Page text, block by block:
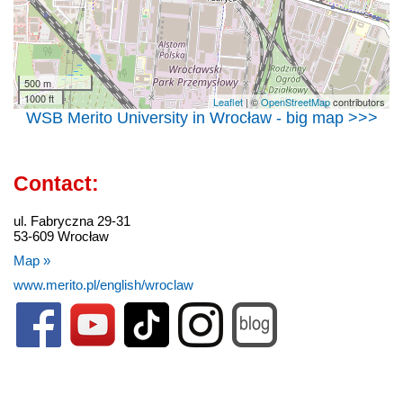
500 m
1000 ft
Leaflet | ©OpenStreetMapcontributors
WSB Merito University in Wrocław - big map >>>
Contact:
ul. Fabryczna 29-31
53-609 Wrocław
Map »
www.merito.pl/english/wroclaw